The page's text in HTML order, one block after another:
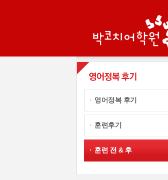
영어정복 후기
훈련후기
훈련 전 & 후